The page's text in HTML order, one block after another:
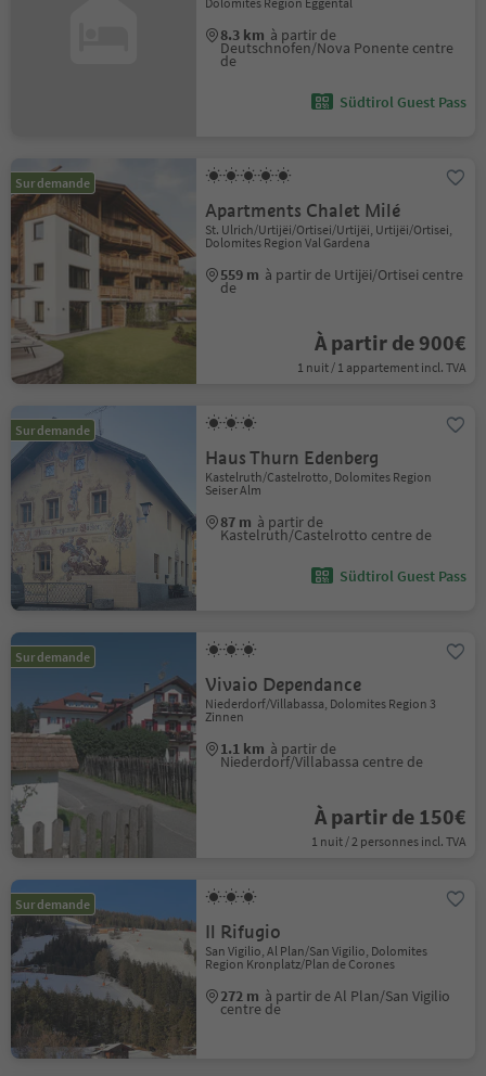
8.3 km à partir de
Deutschnofen/Nova Ponente centre
de
Südtirol Guest Pass
Sur demande
Apartments Chalet Milé
St. Ulrich/Urtijëi/Ortisei/Urtijëi, Urtijëi/Ortisei,
Dolomites Region Val Gardena
559 m à partir de Urtijëi/Ortisei centre
de
À partir de 900€
1 nuit / 1 appartement incl. TVA
Sur demande
Haus Thurn Edenberg
Kastelruth/Castelrotto, Dolomites Region
Seiser Alm
87 m à partir de
Kastelruth/Castelrotto centre de
Südtirol Guest Pass
Sur demande
Vivaio Dependance
Niederdorf/Villabassa, Dolomites Region 3
Zinnen
1.1 km à partir de
Niederdorf/Villabassa centre de
À partir de 150€
1 nuit / 2 personnes incl. TVA
Sur demande
Il Rifugio
San Vigilio, Al Plan/San Vigilio, Dolomites
Region Kronplatz/Plan de Corones
272 m à partir de Al Plan/San Vigilio
centre de